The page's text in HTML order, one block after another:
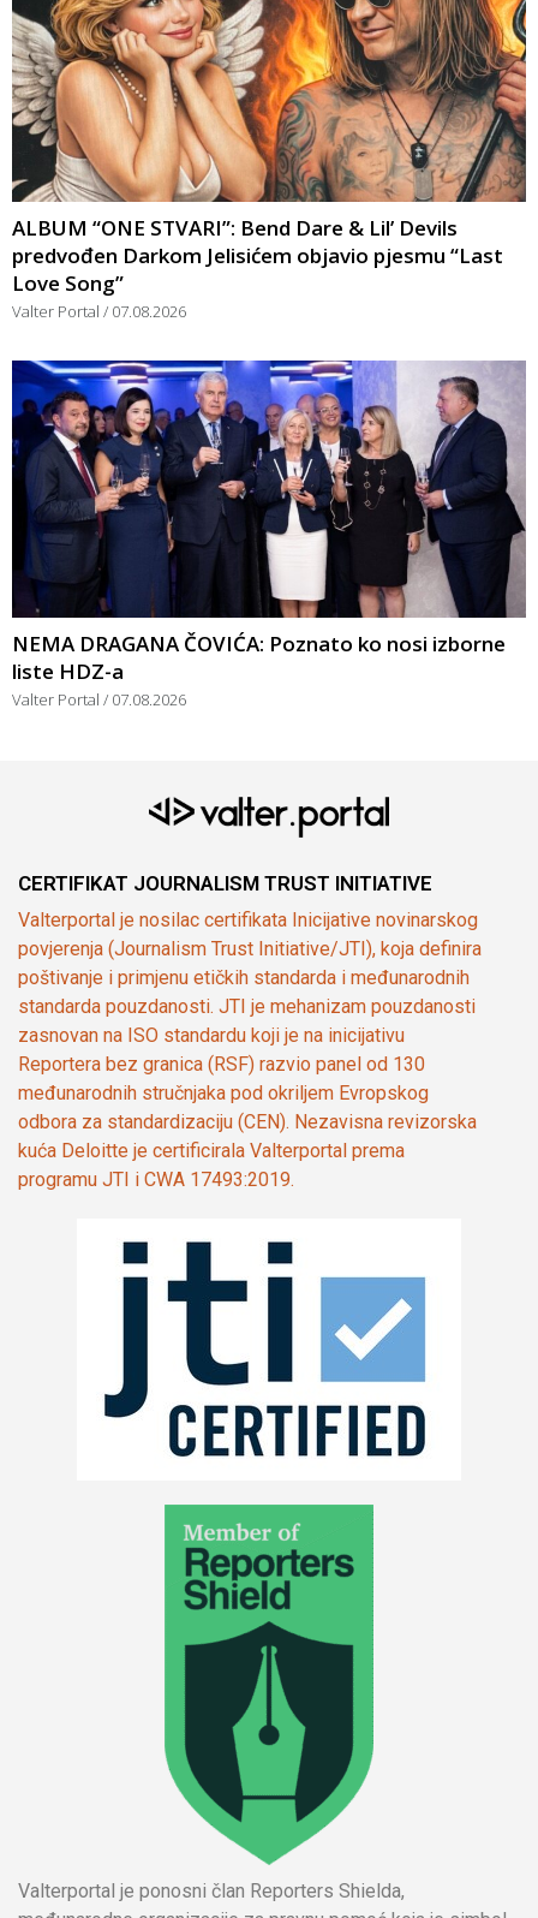
ALBUM “ONE STVARI”: Bend Dare & Lil’ Devils
predvođen Darkom Jelisićem objavio pjesmu “Last
Love Song”
Valter Portal 07.08.2026
NEMA DRAGANA ČOVIĆA: Poznato ko nosi izborne
liste HDZ-a
Valter Portal 07.08.2026
CERTIFIKAT JOURNALISM TRUST INITIATIVE
Valterportal je nosilac certifikata Inicijative novinarskog
povjerenja (Journalism Trust Initiative/JTI), koja definira
poštivanje i primjenu etičkih standarda i međunarodnih
standarda pouzdanosti. JTI je mehanizam pouzdanosti
zasnovan na ISO standardu koji je na inicijativu
Reportera bez granica (RSF) razvio panel od 130
međunarodnih stručnjaka pod okriljem Evropskog
odbora za standardizaciju (CEN). Nezavisna revizorska
kuća Deloitte je certificirala Valterportal prema
programu JTI i CWA 17493:2019.
Valterportal je ponosni član Reporters Shielda,